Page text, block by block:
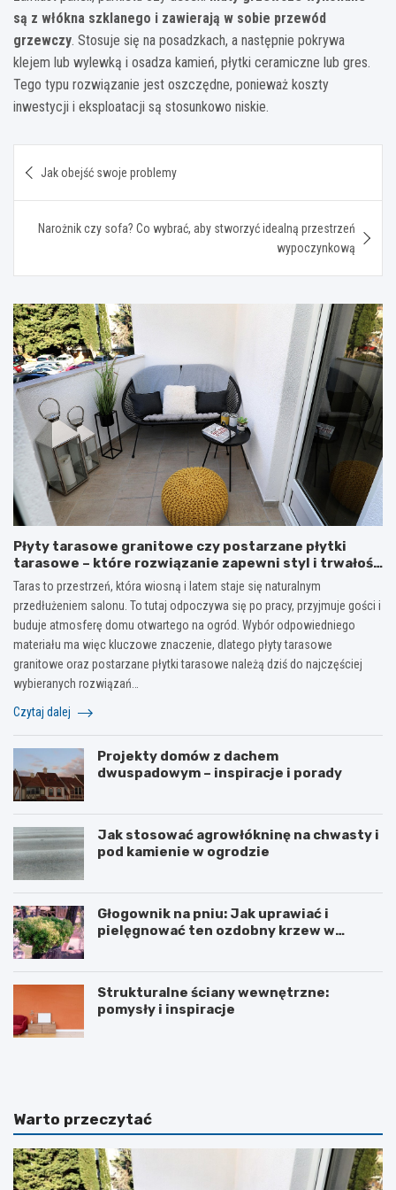
są z włókna szklanego i zawierają w sobie przewód
grzewczy. Stosuje się na posadzkach, a następnie pokrywa
klejem lub wylewką i osadza kamień, płytki ceramiczne lub gres.
Tego typu rozwiązanie jest oszczędne, ponieważ koszty
inwestycji i eksploatacji są stosunkowo niskie.
wpisu
Jak obejść swoje problemy
Narożnik czy sofa? Co wybrać, aby stworzyć idealną przestrzeń
wypoczynkową
Płyty tarasowe granitowe czy postarzane płytki
tarasowe – które rozwiązanie zapewni styl i trwałość
na lata?
Taras to przestrzeń, która wiosną i latem staje się naturalnym
przedłużeniem salonu. To tutaj odpoczywa się po pracy, przyjmuje gości i
buduje atmosferę domu otwartego na ogród. Wybór odpowiedniego
materiału ma więc kluczowe znaczenie, dlatego płyty tarasowe
granitowe oraz postarzane płytki tarasowe należą dziś do najczęściej
wybieranych rozwiązań…
Czytaj dalej
Projekty domów z dachem
dwuspadowym – inspiracje i porady
Jak stosować agrowłókninę na chwasty i
pod kamienie w ogrodzie
Głogownik na pniu: Jak uprawiać i
pielęgnować ten ozdobny krzew w
Strukturalne ściany wewnętrzne:
pomysły i inspiracje
S
t
u
r
a
l
S
c
z
k
i
s
Warto przeczytać